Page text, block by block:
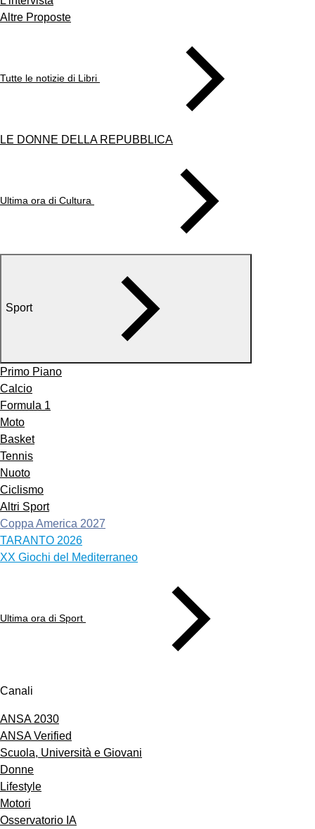
Altre Proposte
Tutte le notizie di Libri
LE DONNE DELLA REPUBBLICA
Ultima ora di Cultura
Sport
Primo Piano
Calcio
Formula 1
Moto
Basket
Tennis
Nuoto
Ciclismo
Altri Sport
Coppa America 2027
TARANTO 2026
XX Giochi del Mediterraneo
Ultima ora di Sport
Canali
ANSA 2030
ANSA Verified
Scuola, Università e Giovani
Donne
Lifestyle
Motori
Osservatorio IA